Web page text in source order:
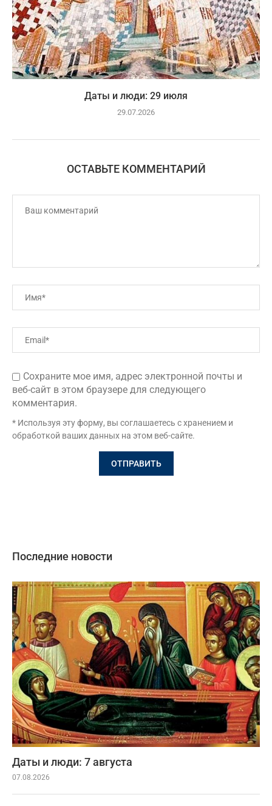
Даты и люди: 29 июля
29.07.2026
ОСТАВЬТЕ КОММЕНТАРИЙ
Сохраните мое имя, адрес электронной почты и
веб-сайт в этом браузере для следующего
комментария.
* Используя эту форму, вы соглашаетесь с хранением и
обработкой ваших данных на этом веб-сайте.
Последние новости
Даты и люди: 7 августа
07.08.2026